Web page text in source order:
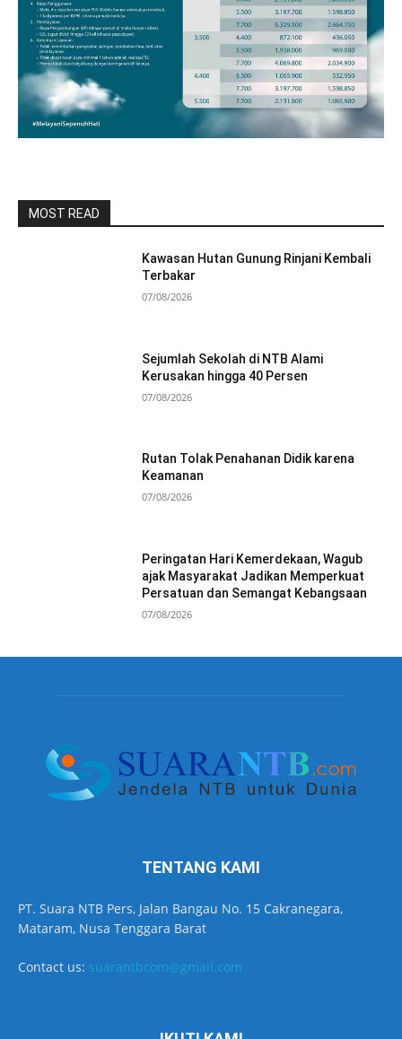
MOST READ
Kawasan Hutan Gunung Rinjani Kembali
Terbakar
07/08/2026
Sejumlah Sekolah di NTB Alami
Kerusakan hingga 40 Persen
07/08/2026
Rutan Tolak Penahanan Didik karena
Keamanan
07/08/2026
Peringatan Hari Kemerdekaan, Wagub
ajak Masyarakat Jadikan Memperkuat
Persatuan dan Semangat Kebangsaan
07/08/2026
TENTANG KAMI
PT. Suara NTB Pers, Jalan Bangau No. 15 Cakranegara,
Mataram, Nusa Tenggara Barat
Contact us: suarantbcom@gmail.com